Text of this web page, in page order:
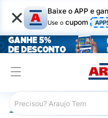
× Baixe o APP e
Use o cupom
Araujo